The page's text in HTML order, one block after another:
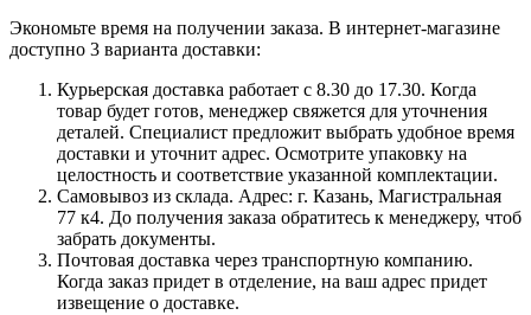
Экономьте время на получении заказа. В интернет-магазине
доступно 3 варианта доставки:
Курьерская доставка работает с 8.30 до 17.30. Когда
товар будет готов, менеджер свяжется для уточнения
деталей. Специалист предложит выбрать удобное время
доставки и уточнит адрес. Осмотрите упаковку на
целостность и соответствие указанной комплектации.
Самовывоз из склада. Адрес: г. Казань, Магистральная
77 к4. До получения заказа обратитесь к менеджеру, чтоб
забрать документы.
Почтовая доставка через транспортную компанию.
Когда заказ придет в отделение, на ваш адрес придет
извещение о доставке.